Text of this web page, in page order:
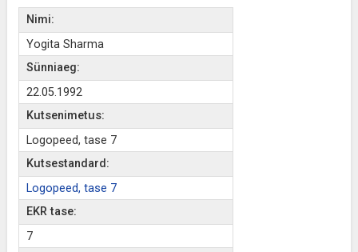
Nimi:
Yogita Sharma
Sünniaeg:
22.05.1992
Kutsenimetus:
Logopeed, tase 7
Kutsestandard:
Logopeed, tase 7
EKR tase:
7